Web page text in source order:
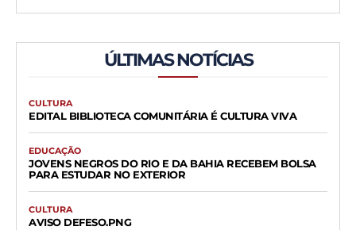
ÚLTIMAS NOTÍCIAS
CULTURA
EDITAL BIBLIOTECA COMUNITÁRIA É CULTURA VIVA
EDUCAÇÃO
JOVENS NEGROS DO RIO E DA BAHIA RECEBEM BOLSA
PARA ESTUDAR NO EXTERIOR
CULTURA
AVISO DEFESO.PNG